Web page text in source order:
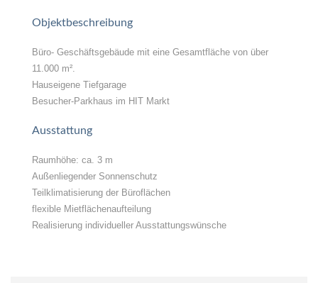
Objektbeschreibung
Büro- Geschäftsgebäude mit eine Gesamtfläche von über
11.000 m².
Hauseigene Tiefgarage
Besucher-Parkhaus im HIT Markt
Ausstattung
Raumhöhe: ca. 3 m
Außenliegender Sonnenschutz
Teilklimatisierung der Büroflächen
flexible Mietflächenaufteilung
Realisierung individueller Ausstattungswünsche